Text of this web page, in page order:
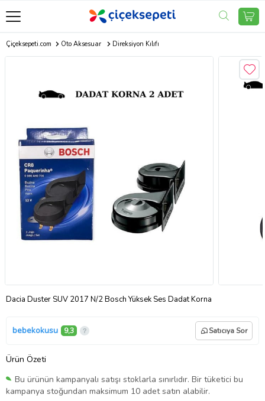
Çiçeksepeti.com Oto Aksesuar Direksiyon Kılıfı
Dacia Duster SUV 2017 N/2 Bosch Yüksek Ses Dadat Korna
bebekokusu 9,3 Satıcıya Sor
Ürün Özeti
Bu ürünün kampanyalı satışı stoklarla sınırlıdır. Bir tüketici bu
kampanya stoğundan maksimum 10 adet satın alabilir.